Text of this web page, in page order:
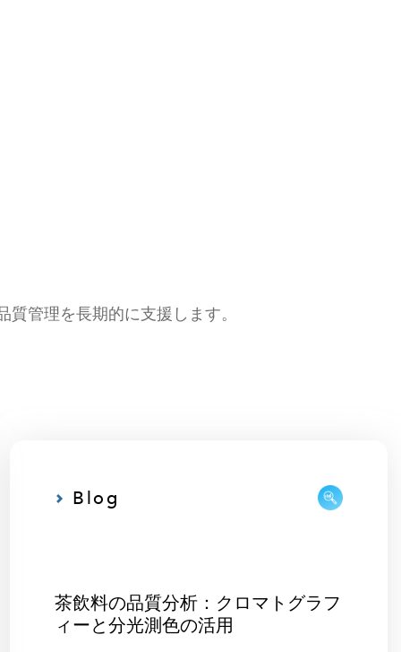
管理を長期的に支援します。
Blog
茶飲料の品質分析：クロマトグラフ
ィーと分光測色の活用